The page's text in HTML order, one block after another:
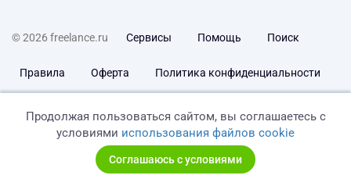
© 2026 freelance.ru Сервисы Помощь Поиск
Правила Оферта Политика конфиденциальности
Продолжая пользоваться сайтом, вы соглашаетесь с
условиями использования файлов cookie
Соглашаюсь с условиями